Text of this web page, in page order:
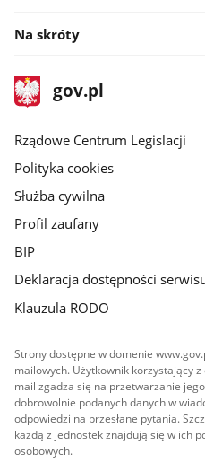
Na skróty
stopka
gov.plStrona
gov.pl
Rządowe Centrum Legislacji
Polityka cookies
Służba cywilna
Profil zaufany
BIP
Deklaracja dostępności
Klauzula RODO
Strony dostępne w domenie
mailowych. Użytkownik korzystający
mail zgadza się na przetwarzanie
dobrowolnie podanych danych w
odpowiedzi na przesłane pytania.
każdą z jednostek znajdują się w ich
osobowych.